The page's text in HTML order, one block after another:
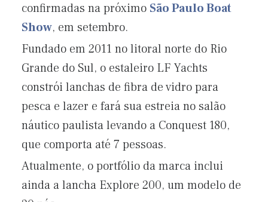
confirmadas na próximo São Paulo Boat
Show, em setembro.
Fundado em 2011 no litoral norte do Rio
Grande do Sul, o estaleiro LF Yachts
constrói lanchas de fibra de vidro para
pesca e lazer e fará sua estreia no salão
náutico paulista levando a Conquest 180,
que comporta até 7 pessoas.
Atualmente, o portfólio da marca inclui
ainda a lancha Explore 200, um modelo de